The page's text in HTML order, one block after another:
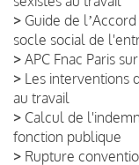
> Guide de
socle social de
> APC Fnac Paris
> Les interventions
au travail
> Calcul de
fonction publique
> Rupture